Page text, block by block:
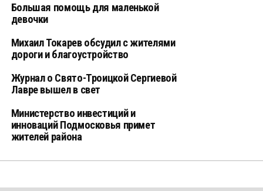
Большая помощь для маленькой
девочки
Михаил Токарев обсудил с жителями
дороги и благоустройство
Журнал о Свято-Троицкой Сергиевой
Лавре вышел в свет
Министерство инвестиций и
инноваций Подмосковья примет
жителей района